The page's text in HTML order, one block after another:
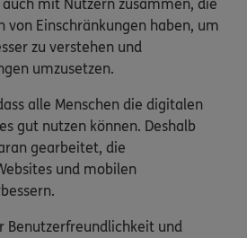
auch mit Nutzern zusammen, die
von Einschränkungen haben, um
zu verstehen und
umzusetzen.
alle Menschen die digitalen
gut nutzen können. Deshalb
gearbeitet, die
und mobilen
Benutzerfreundlichkeit und